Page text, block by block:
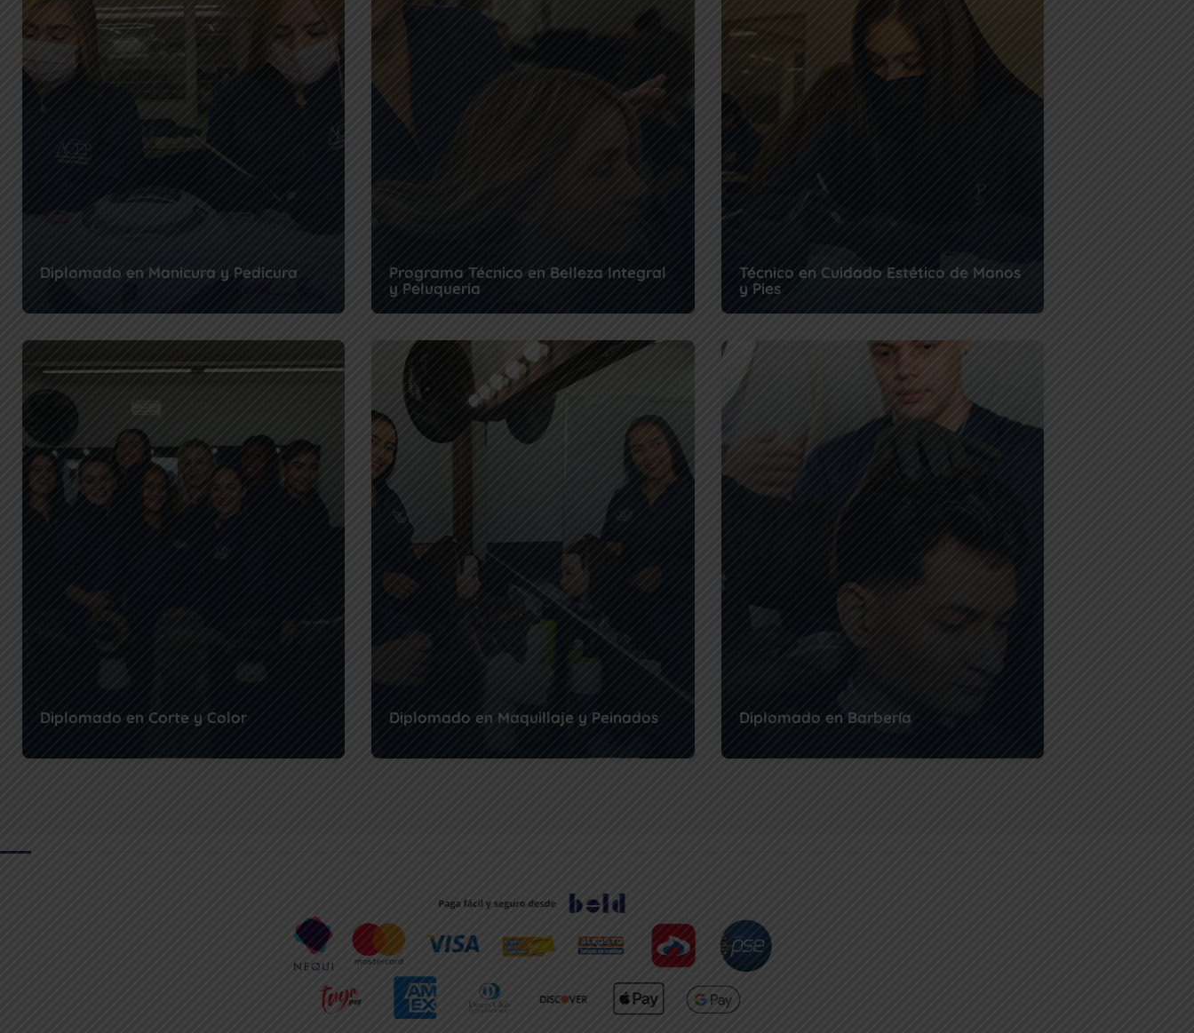
Diplomado en Manicura y Pedicura
negocio. Este diplomado te prepara para gene...
Programa Técnico en Belleza Integral
y Peluqueria
profesional de la estética. Con una formac...
Técnico en Cuidado Estético de Manos
y Pies
genera ingresos. Este programa técnico te ...
Diplomado en Corte y Color Diplomado en Maquillaje y Peinados Diplomado en Barbería